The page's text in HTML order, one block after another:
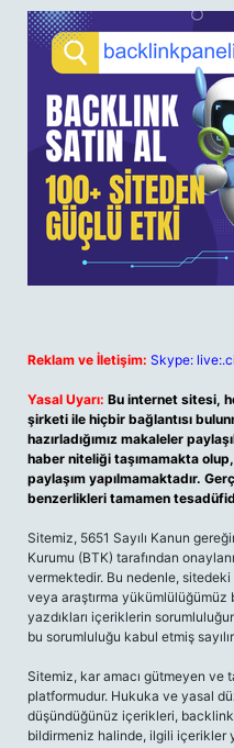
Reklam ve İletişim: Skype:
Yasal Uyarı: Bu internet sitesi,
şirketi ile hiçbir bağlantısı
hazırladığımız makaleler
haber niteliği taşımamakta
paylaşım yapılmamaktadır.
benzerlikleri tamamen
Sitemiz, 5651 Sayılı Kanun
Kurumu (BTK) tarafından
vermektedir. Bu nedenle,
veya araştırma yükümlülüğümüz
yazdıkları içeriklerin
bu sorumluluğu kabul etmiş
Sitemiz, kar amacı gütmeyen ve
platformudur. Hukuka ve yasal
düşündüğünüz içerikleri,
bildirmeniz halinde, ilgili içerikler